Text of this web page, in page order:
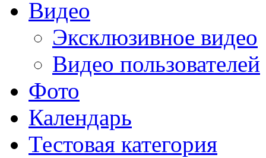
Видео
Эксклюзивное видео
Видео пользователей
Фото
Календарь
Тестовая категория